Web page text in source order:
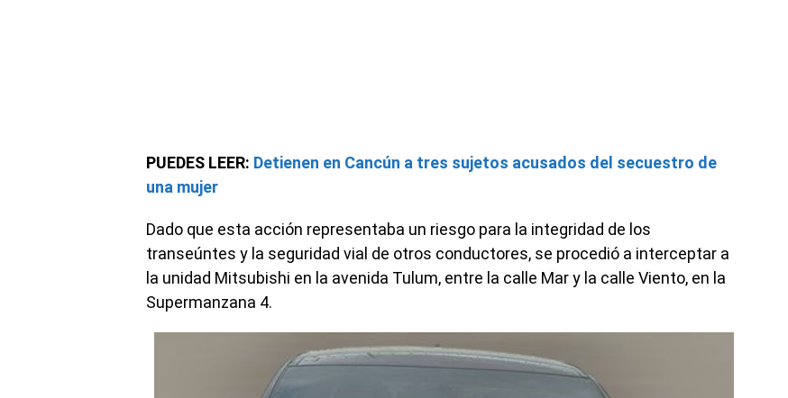
PUEDES LEER: Detienen en Cancún a tres sujetos acusados del secuestro de
una mujer
Dado que esta acción representaba un riesgo para la integridad de los
transeúntes y la seguridad vial de otros conductores, se procedió a interceptar a
la unidad Mitsubishi en la avenida Tulum, entre la calle Mar y la calle Viento, en la
Supermanzana 4.